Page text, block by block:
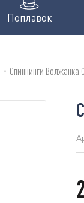
Поплавок
- Спиннинги Волжанка